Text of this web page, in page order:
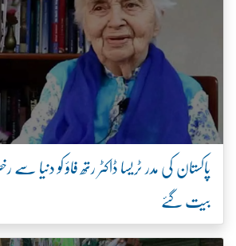
بیت گئے